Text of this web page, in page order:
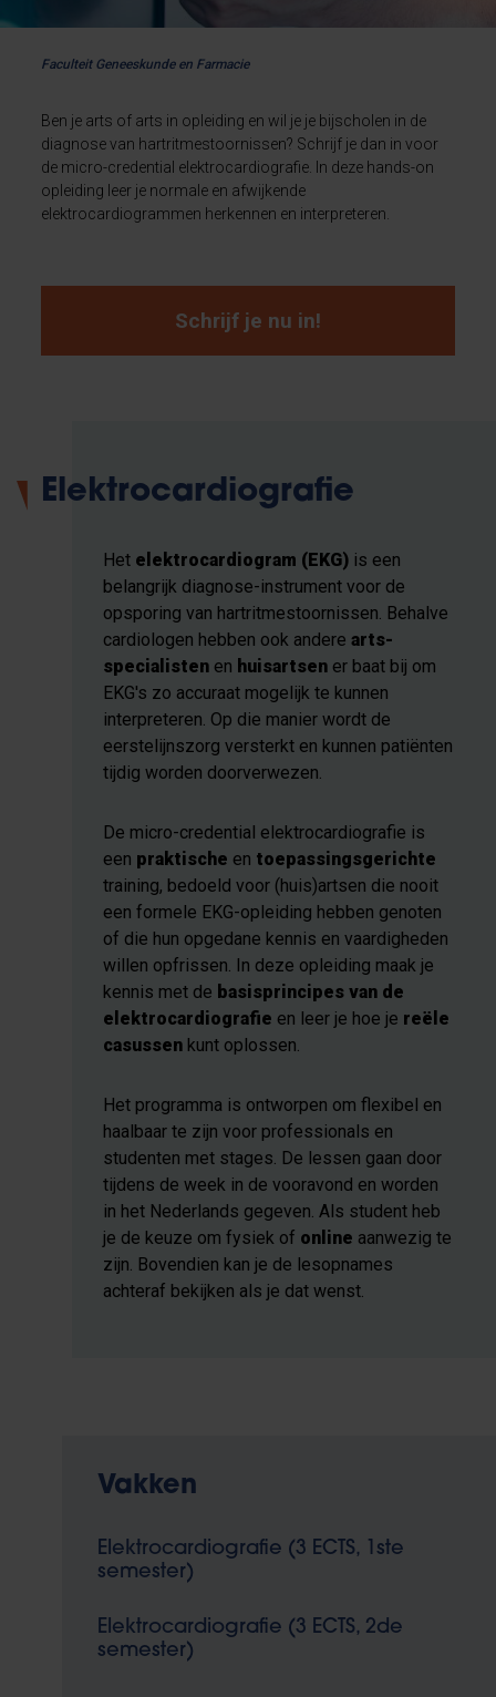
Faculteit Geneeskunde en Farmacie
Ben je arts of arts in opleiding en wil je je bijscholen in de
diagnose van hartritmestoornissen? Schrijf je dan in voor
de micro-credential elektrocardiografie. In deze hands-on
opleiding leer je normale en afwijkende
elektrocardiogrammen herkennen en interpreteren.
Schrijf je nu in!
Elektrocardiografie
Het elektrocardiogram (EKG) is een
belangrijk diagnose-instrument voor de
opsporing van hartritmestoornissen. Behalve
cardiologen hebben ook anderearts-
specialisten en huisartsen er baat bij om
EKG's zo accuraat mogelijk te kunnen
interpreteren. Op die manier wordt de
eerstelijnszorg versterkt en kunnen patiënten
tijdig worden doorverwezen.
De micro-credential elektrocardiografie is
een praktische en toepassingsgerichte
training, bedoeld voor (huis)artsen die nooit
een formele EKG-opleiding hebben genoten
of die hun opgedane kennis en vaardigheden
willen opfrissen. In deze opleiding maak je
kennis met de basisprincipes van de
elektrocardiografie en leer je hoe je reële
casussen kunt oplossen.
Het programma is ontworpen om flexibel en
haalbaar te zijn voor professionals en
studenten met stages. De lessen gaan door
tijdens de week in de vooravond en worden
in het Nederlands gegeven. Als student heb
je de keuze om fysiek of online aanwezig te
zijn. Bovendien kan je de lesopnames
achteraf bekijken als je dat wenst.
Vakken
Elektrocardiografie (3 ECTS, 1ste
semester)
Elektrocardiografie (3 ECTS, 2de
semester)